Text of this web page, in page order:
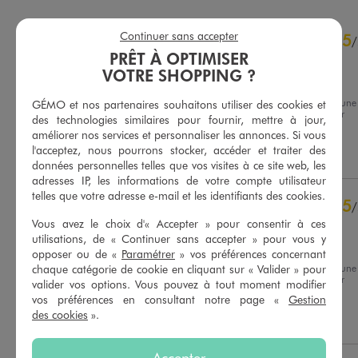
4.5/5
Basé sur19 avis soumis à un
contrôle
Voir tous les avis sur ce site
5étoiles
15
4étoiles
1
2étoiles
0
Trier les avis
5/
Avis vérifié et récompensé
Agréable à porté !
Avis du16/07/2026 , suite à une
expérience du
03/07/2026
par
Melinda D.
Utile(0) Signaler
5/
Avis vérifié et récompensé
Très bien
Avis du 14/07/2026 , suite à une
expérience du
01/07/2026
par
Chantal G.
PRÊT À OPTIMISER
VOTRE SHOPPING ?
GÉMO et nos partenaires souhaitons utiliser des cookies et
des technologies similaires pour fournir, mettre à jour,
améliorer nos services et personnaliser les annonces. Si vous
l'acceptez, nous pourrons stocker, accéder et traiter des
données personnelles telles que vos visites à ce site web, les
adresses IP, les informations de votre compte utilisateur
telles que votre adresse e-mail et les identifiants des cookies.
Vous avez le choix d'« Accepter » pour consentir à ces
utilisations, de « Continuer sans accepter » pour vous y
opposer ou de « Paramétrer » vos préférences concernant
chaque catégorie de cookie en cliquant sur « Valider » pour
valider vos options. Vous pouvez à tout moment modifier
vos préférences en consultant notre page « Gestion
des cookies ».
Continuer sans accepter